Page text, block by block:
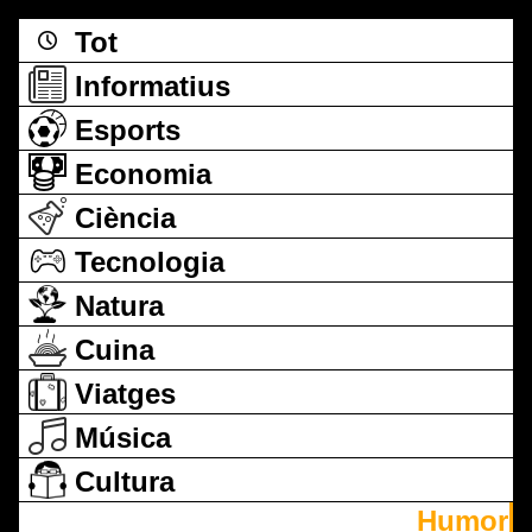
Tot
Informatius
Esports
Economia
Ciència
Tecnologia
Natura
Cuina
Viatges
Música
Cultura
Humor